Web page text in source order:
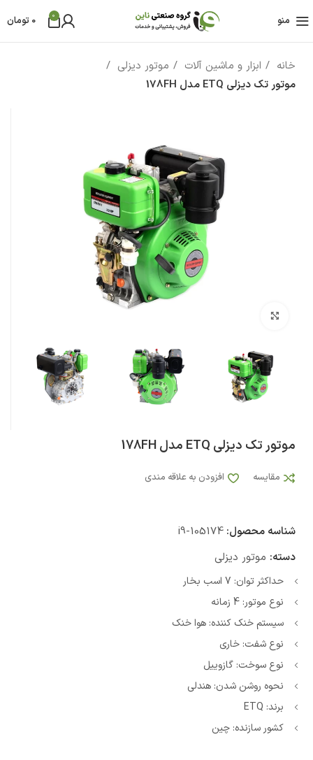
منو 0
0 تومان
خانه ابزار و ماشین آلات
موتور دیزلی
موتور تک دیزلی ETQ مدل 178FH
موتور تک دیزلی ETQ مدل 178FH
مقایسه افزودن به علاقه مندی
شناسه محصول: i9-105174
دسته: موتور دیزلی
حداکثر توان: 7 اسب بخار
نوع موتور: 4 زمانه
سیستم خنک کننده: هوا خنک
نوع شفت: خاری
نوع سوخت: گازوییل
نحوه روشن شدن: هندلی
برند: ETQ
کشور سازنده: چین